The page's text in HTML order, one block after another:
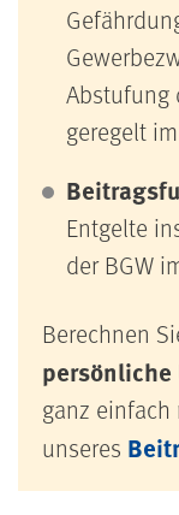
Abstufung
geregelt im
Entgelte
der BGW
Berechnen
ganz
unseres